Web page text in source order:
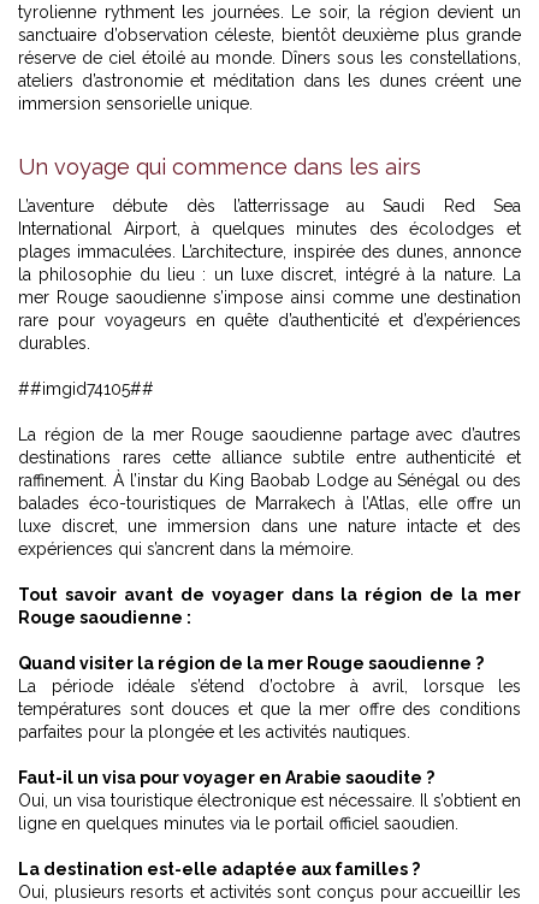
tyrolienne rythment les journées. Le soir, la région devient un
sanctuaire d’observation céleste, bientôt deuxième plus grande
réserve de ciel étoilé au monde. Dîners sous les constellations,
ateliers d’astronomie et méditation dans les dunes créent une
immersion sensorielle unique.
Un voyage qui commence dans les airs
L’aventure débute dès l’atterrissage au Saudi Red Sea
International Airport, à quelques minutes des écolodges et
plages immaculées. L’architecture, inspirée des dunes, annonce
la philosophie du lieu : un luxe discret, intégré à la nature. La
mer Rouge saoudienne s’impose ainsi comme une destination
rare pour voyageurs en quête d’authenticité et d’expériences
durables.
##imgid74105##
La région de la mer Rouge saoudienne partage avec d’autres
destinations rares cette alliance subtile entre authenticité et
raffinement. À l’instar du King Baobab Lodge au Sénégal ou des
balades éco-touristiques de Marrakech à l’Atlas,
elle offre un
luxe discret, une immersion dans une nature intacte et des
expériences qui s’ancrent dans la mémoire.
Tout savoir avant de voyager dans la région de la mer
Rouge saoudienne :
Quand visiter la région de la mer Rouge saoudienne ?
La période idéale s’étend d’octobre à avril, lorsque les
températures sont douces et que la mer offre des conditions
parfaites pour la plongée et les activités nautiques.
Faut-il un visa pour voyager en Arabie saoudite ?
Oui, un visa touristique électronique est nécessaire. Il s’obtient en
ligne en quelques minutes via le portail officiel saoudien.
La destination est-elle adaptée aux familles ?
Oui, plusieurs resorts et activités sont conçus pour accueillir les